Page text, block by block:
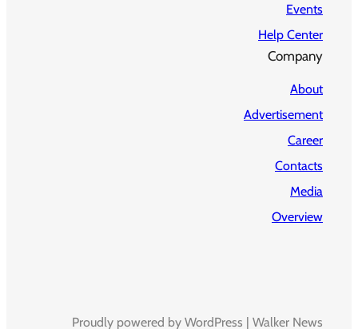
Events
Help Center
Company
About
Advertisement
Career
Contacts
Media
Overview
Proudly powered by WordPress | Walker News